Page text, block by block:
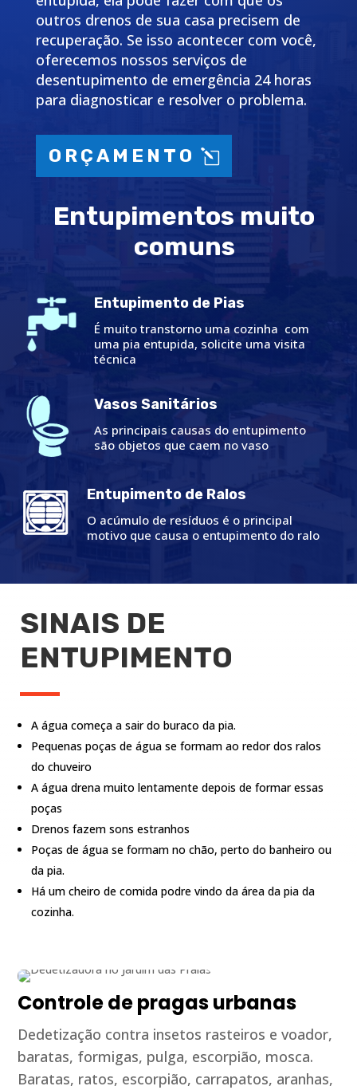
outros drenos de sua casa precisem de
recuperação. Se isso acontecer com você,
oferecemos nossos serviços de
desentupimento de emergência 24 horas
para diagnosticar e resolver o problema.
ORÇAMENTO
Entupimentos muito
comuns
Entupimento de Pias
É muito transtorno uma cozinha com
uma pia entupida, solicite uma visita
técnica
Vasos Sanitários
As principais causas do entupimento
são objetos que caem no vaso
Entupimento de Ralos
O acúmulo de resíduos é o principal
motivo que causa o entupimento do ralo
SINAIS DE
ENTUPIMENTO
A água começa a sair do buraco da pia.
Pequenas poças de água se formam ao redor dos ralos
do chuveiro
A água drena muito lentamente depois de formar essas
poças
Drenos fazem sons estranhos
Poças de água se formam no chão, perto do banheiro ou
da pia.
Há um cheiro de comida podre vindo da área da pia da
cozinha.
Controle de pragas urbanas
Dedetização contra insetos rasteiros e voador,
baratas, formigas, pulga, escorpião, mosca.
Baratas, ratos, escorpião, carrapatos, aranhas,